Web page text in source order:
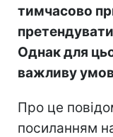
тимчасово
Однак для
важливу
Про це
посиланням